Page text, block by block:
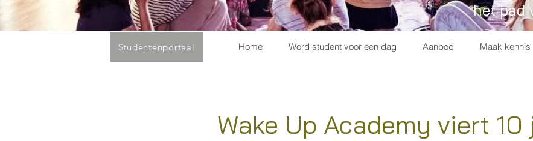
het pad
Home Word student voor een dag Aanbod Maak kennis
Studentenportaal
Wake Up Academy viert 10